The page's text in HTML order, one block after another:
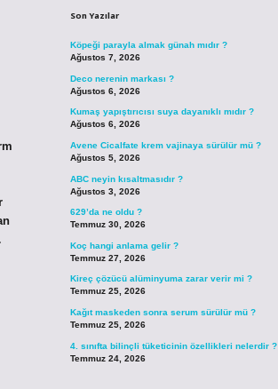
Son Yazılar
Köpeği parayla almak günah mıdır ?
Ağustos 7, 2026
Deco nerenin markası ?
Ağustos 6, 2026
Kumaş yapıştırıcısı suya dayanıklı mıdır ?
Ağustos 6, 2026
Avene Cicalfate krem vajinaya sürülür mü ?
Ağustos 5, 2026
ABC neyin kısaltmasıdır ?
Ağustos 3, 2026
629’da ne oldu ?
Temmuz 30, 2026
Koç hangi anlama gelir ?
Temmuz 27, 2026
Kireç çözücü alüminyuma zarar verir mi ?
Temmuz 25, 2026
Kağıt maskeden sonra serum sürülür mü ?
Temmuz 25, 2026
4. sınıfta bilinçli tüketicinin özellikleri nelerdir ?
Temmuz 24, 2026